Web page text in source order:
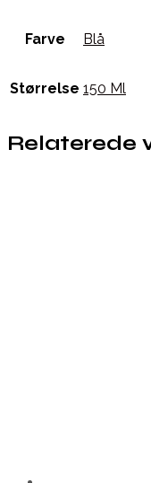
Farve Blå
Størrelse 150 Ml
Relaterede